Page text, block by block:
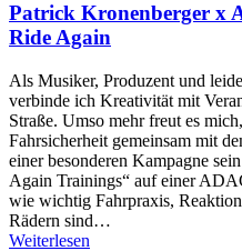
Patrick Kronenberger x
Ride Again
Als Musiker, Produzent und
verbinde ich Kreativität mit
Straße. Umso mehr freut es
Fahrsicherheit gemeinsam mit
einer besonderen Kampagne
Again Trainings“ auf einer
wie wichtig Fahrpraxis,
Rädern sind…
Weiterlesen